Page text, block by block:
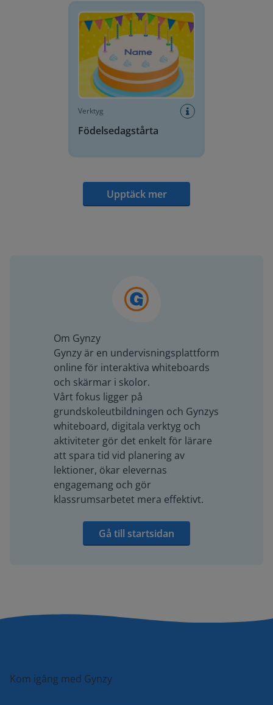
Verktyg
Födelsedagstårta
Upptäck mer
Om Gynzy
Gynzy är en undervisningsplattform
online för interaktiva whiteboards
och skärmar i skolor.
Vårt fokus ligger på
grundskoleutbildningen och Gynzys
whiteboard, digitala verktyg och
aktiviteter gör det enkelt för lärare
att spara tid vid planering av
lektioner, ökar elevernas
engagemang och gör
klassrumsarbetet mera effektivt.
Gå till startsidan
Kom igång med Gynzy